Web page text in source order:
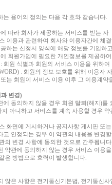
는 용어의 정의는 다음 각 호와 같습니다.
따라 회사가 제공하는 서비스를 받는 자
이용과 관련하여 회사와 이용자간에 체
하는 신청서 양식에 해당 정보를 기입하
회원가입에 필요한 개인정보를 제공하
회원 식별과 회원의 서비스 이용을 위하
: 회원의 정보 보호를 위해 이용자
는 회원이 서비스 이용 이후 그 이용계약
변경)
에 동의하지 않을 경우 회원 탈퇴(해지)
지 아니하고 서비스를 계속 사용할 경우
화면에 게시하거나 공지사항 게시판 또
인정되는 경우 이 약관의 내용을 변경
의 변경 사항에 동의한 것으로 간주됩니다.
약관에 동의하지 않는 경우 서비스 이용
은 방법으로 효력이 발생합니다.
않은 사항은 전기통신기본법, 전기통신